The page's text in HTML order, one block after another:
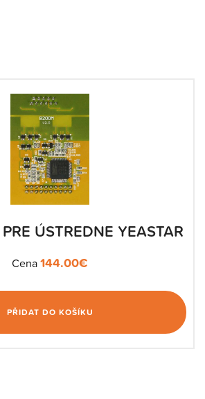
ÚSTREDNE YEASTAR
Cena144.00€
PŘIDAT DO KOŠÍKU